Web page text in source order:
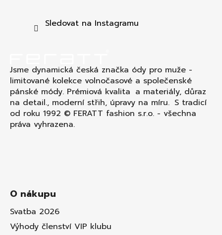
Sledovat na Instagramu
Jsme dynamická česká značka ódy pro muže -
limitované kolekce volnočasové a společenské
pánské módy. Prémiová kvalita a materiály, důraz
na detail., moderní střih, úpravy na míru. S tradicí
od roku 1992 © FERATT fashion s.r.o. - všechna
práva vyhrazena.
O nákupu
Svatba 2026
Výhody členství VIP klubu